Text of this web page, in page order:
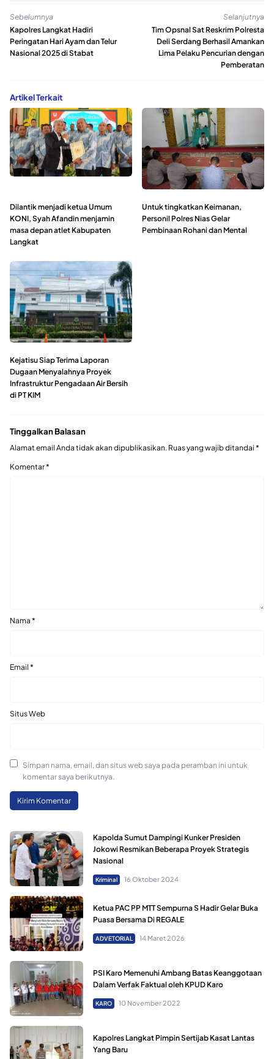
Sebelumnya
Kapolres Langkat Hadiri
Peringatan Hari Ayam dan Telur
Nasional 2025 di Stabat
Selanjutnya
Tim Opsnal Sat Reskrim Polresta
Deli Serdang Berhasil Amankan
Lima Pelaku Pencurian dengan
Pemberatan
Artikel Terkait
Dilantik menjadi ketua Umum
KONI, Syah Afandin menjamin
masa depan atlet Kabupaten
Langkat
Untuk tingkatkan Keimanan,
Personil Polres Nias Gelar
Pembinaan Rohani dan Mental
Kejatisu Siap Terima Laporan
Dugaan Menyalahnya Proyek
Infrastruktur Pengadaan Air Bersih
di PT KIM
Tinggalkan Balasan
Alamat email Anda tidak akan dipublikasikan. Ruas yang wajib ditandai *
Komentar*
Nama *
Email *
Situs Web
Simpan nama, email, dan situs web saya pada peramban ini untuk
komentar saya berikutnya.
Kapolda Sumut Dampingi Kunker Presiden
Jokowi Resmikan Beberapa Proyek Strategis
Nasional
Kriminal 16 Oktober 2024
Ketua PAC PP MTT Sempurna S Hadir Gelar Buka
Puasa Bersama Di REGALE
ADVETORIAL 14 Maret 2026
PSI Karo Memenuhi Ambang Batas Keanggotaan
Dalam Verfak Faktual oleh KPUD Karo
KARO 10 November 2022
Kapolres Langkat Pimpin Sertijab Kasat Lantas
Yang Baru